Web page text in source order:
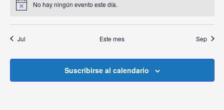
Aviso No hay ningún evento este día.
Jul Este mes Sep
Suscribirse al calendario